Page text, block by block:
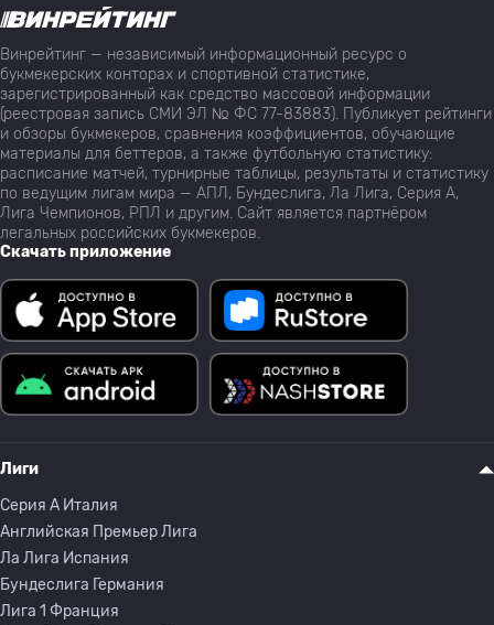
Винрейтинг — независимый информационный ресурс о
букмекерских конторах и спортивной статистике,
зарегистрированный как средство массовой информации
(реестровая запись СМИ ЭЛ № ФС 77-83883). Публикует рейтинги
и обзоры букмекеров, сравнения коэффициентов, обучающие
материалы для беттеров, а также футбольную статистику:
расписание матчей, турнирные таблицы, результаты и статистику
по ведущим лигам мира — АПЛ, Бундеслига, Ла Лига, Серия А,
Лига Чемпионов, РПЛ и другим. Сайт является партнёром
легальных российских букмекеров.
Скачать приложение
Лиги
Серия A Италия
Английская Премьер Лига
Ла Лига Испания
Бундеслига Германия
Лига 1 Франция